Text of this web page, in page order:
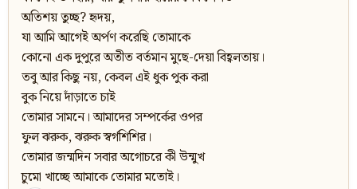
অতিশয় তুচ্ছ? হৃদয়,
যা আমি আগেই অর্পণ করেছি তোমাকে
কোনো এক দুপুরে অতীত বর্তমান মুছে-দেয়া বিহ্বলতায়।
তবু আর কিছু নয়, কেবল এই ধুক পুক করা
বুক নিয়ে দাঁড়াতে চাই
তোমার সামনে। আমাদের সম্পর্কের ওপর
ফুল ঝরুক, ঝরুক স্বর্গশিশির।
তোমার জন্মদিন সবার অগোচরে কী উন্মুখ
চুমো খাচ্ছে আমাকে তোমার মতোই।